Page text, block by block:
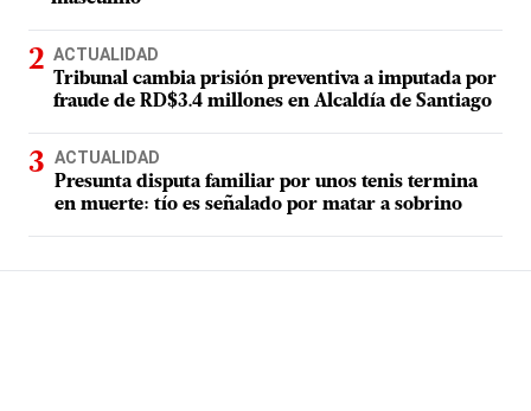
ACTUALIDAD
Tribunal cambia prisión preventiva a imputada por
fraude de RD$3.4 millones en Alcaldía de Santiago
ACTUALIDAD
Presunta disputa familiar por unos tenis termina
en muerte: tío es señalado por matar a sobrino